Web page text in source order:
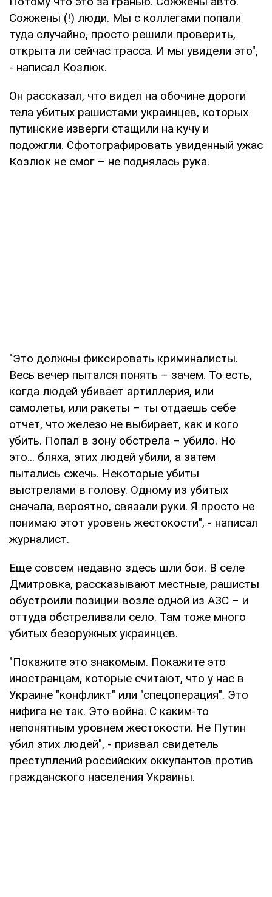
Сожжены (!) люди. Мы с коллегами попали
туда случайно, просто решили проверить,
открыта ли сейчас трасса. И мы увидели это",
- написал Козлюк.
Он рассказал, что видел на обочине дороги
тела убитых рашистами украинцев, которых
путинские изверги стащили на кучу и
подожгли. Сфотографировать увиденный ужас
Козлюк не смог – не поднялась рука.
"Это должны фиксировать криминалисты.
Весь вечер пытался понять – зачем. То есть,
когда людей убивает артиллерия, или
самолеты, или ракеты – ты отдаешь себе
отчет, что железо не выбирает, как и кого
убить. Попал в зону обстрела – убило. Но
это... бляха, этих людей убили, а затем
пытались сжечь. Некоторые убиты
выстрелами в голову. Одному из убитых
сначала, вероятно, связали руки. Я просто не
понимаю этот уровень жестокости", - написал
журналист.
Еще совсем недавно здесь шли бои. В селе
Дмитровка, рассказывают местные, рашисты
обустроили позиции возле одной из АЗС – и
оттуда обстреливали село. Там тоже много
убитых безоружных украинцев.
"Покажите это знакомым. Покажите это
иностранцам, которые считают, что у нас в
Украине "конфликт" или "спецоперация". Это
нифига не так. Это война. С каким-то
непонятным уровнем жестокости. Не Путин
убил этих людей", - призвал свидетель
преступлений российских оккупантов против
гражданского населения Украины.